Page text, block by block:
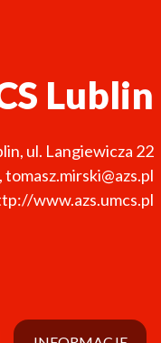
Lublin
, ul. Langiewicza 22
www.azs.umcs.pl